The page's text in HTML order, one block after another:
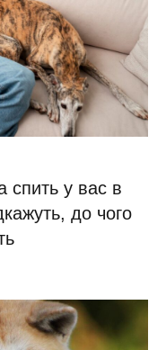
спить у вас в
до чого